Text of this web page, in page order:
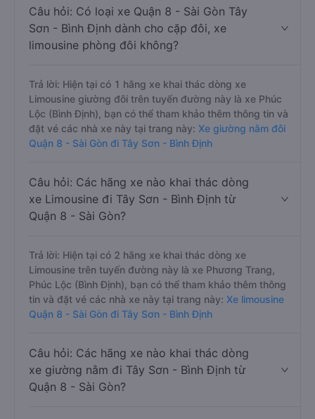
Câu hỏi: Có loại xe Quận 8 - Sài Gòn Tây
Sơn - Bình Định dành cho cặp đôi, xe
limousine phòng đôi không?
Trả lời: Hiện tại có 1 hãng xe khai thác dòng xe
Limousine giường đôi trên tuyến đường này là xe Phúc
Lộc (Bình Định), bạn có thể tham khảo thêm thông tin và
đặt vé các nhà xe này tại trang này: Xe giường nằm đôi
Quận 8 - Sài Gòn đi Tây Sơn - Bình Định
Câu hỏi: Các hãng xe nào khai thác dòng
xe Limousine đi Tây Sơn - Bình Định từ
Quận 8 - Sài Gòn?
Trả lời: Hiện tại có 2 hãng xe khai thác dòng xe
Limousine trên tuyến đường này là xe Phương Trang,
Phúc Lộc (Bình Định), bạn có thể tham khảo thêm thông
tin và đặt vé các nhà xe này tại trang này: Xe limousine
Quận 8 - Sài Gòn đi Tây Sơn - Bình Định
Câu hỏi: Các hãng xe nào khai thác dòng
xe giường nằm đi Tây Sơn - Bình Định từ
Quận 8 - Sài Gòn?